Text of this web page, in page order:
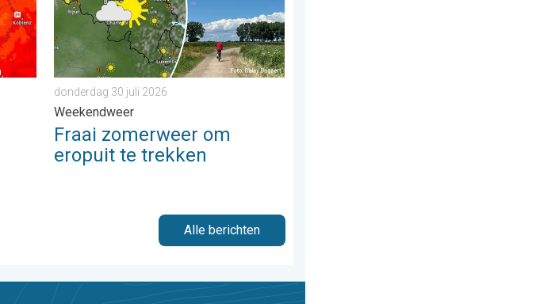
donderdag 30 juli 2026
Weekendweer
Fraai zomerweer om
eropuit te trekken
Alle berichten